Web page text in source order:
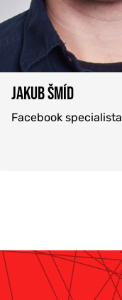
JAKUB ŠMÍD
Facebook specialista